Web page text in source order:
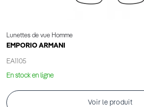
Lunettes de vue Homme
EMPORIO ARMANI
EA1105
En stock en ligne
Voir le produit